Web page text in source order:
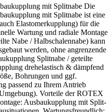
mit Splitnabe Die
mit Splitnabe ist eine
Elastomerkupplung) für die
Wartung und radiale Montage
Nabe / Halbschalennabe) kann
werden, ohne angrenzende
Splitnabe / geteilte
drehelastisch & dämpfend
Bohrungen und ggf.
passend zu Ihrem Antrieb
Vorteile der ROTEX
Ausbaukupplung mit Split-